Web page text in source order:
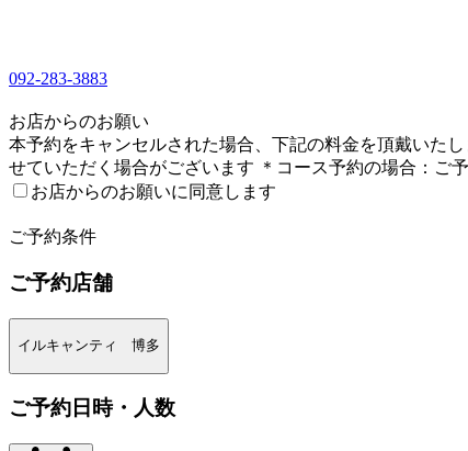
092-283-3883
お店からのお願い
本予約をキャンセルされた場合、下記の料金を頂戴いた
せていただく場合がございます ＊コース予約の場合：ご
お店からのお願いに同意します
ご予約条件
ご予約店舗
イルキャンティ 博多
ご予約日時・人数